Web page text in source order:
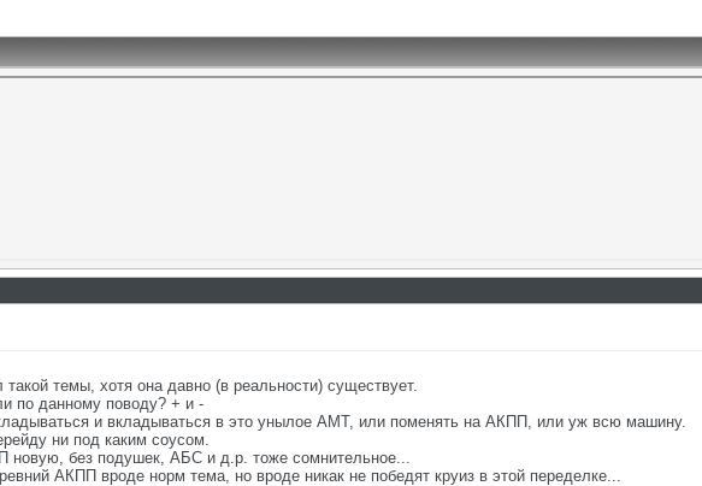
темы, хотя она давно (в реальности) существует.
по данному поводу? + и -
и вкладываться в это унылое АМТ, или поменять на АКПП, или уж всю машину.
ни под каким соусом.
новую, без подушек, АБС и д.р. тоже сомнительное...
АКПП вроде норм тема, но вроде никак не победят круиз в этой переделке...